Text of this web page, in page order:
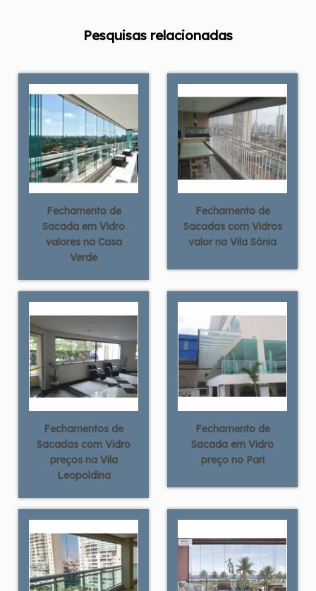
Pesquisas relacionadas
Fechamento de
Sacada em Vidro
valores na Casa
Verde
Fechamento de
Sacadas com Vidros
valor na Vila Sônia
Fechamentos de
Sacadas com Vidro
preços na Vila
Leopoldina
Fechamento de
Sacada em Vidro
preço no Pari